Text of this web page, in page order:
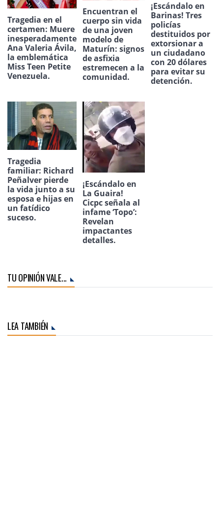
Tragedia en el
certamen: Muere
inesperadamente
Ana Valeria Ávila,
la emblemática
Miss Teen Petite
Venezuela.
Encuentran el
cuerpo sin vida
de una joven
modelo de
Maturín: signos
de asfixia
estremecen a la
comunidad.
¡Escándalo en
Barinas! Tres
policías
destituidos por
extorsionar a
un ciudadano
con 20 dólares
para evitar su
detención.
Tragedia
familiar: Richard
Peñalver pierde
la vida junto a su
esposa e hijas en
un fatídico
suceso.
¡Escándalo en
La Guaira!
Cicpc señala al
infame ‘Topo’:
Revelan
impactantes
detalles.
TU OPINIÓN VALE...
LEA TAMBIÉN